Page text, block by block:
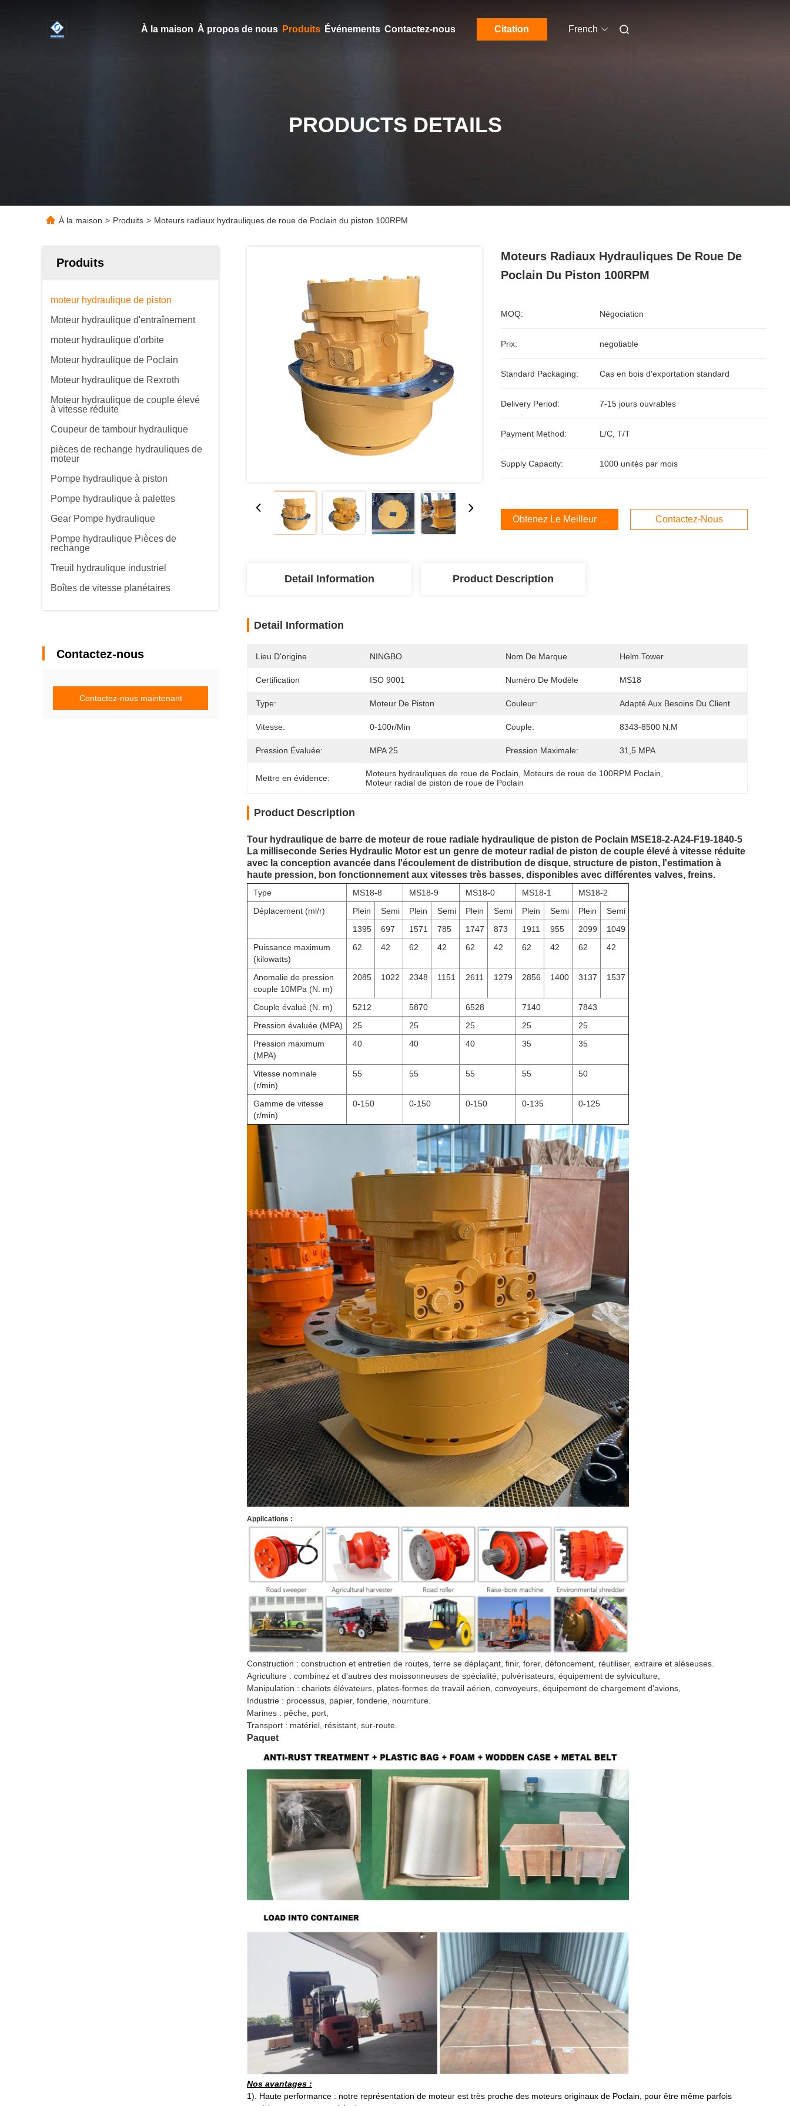
À la maison À propos de nous Produits Événements Contactez-nous Citation French
PRODUCTS DETAILS
À la maison > Produits > Moteurs radiaux hydrauliques de roue de Poclain du piston 100RPM
Produits
moteur hydraulique de piston
Moteur hydraulique d'entraînement
moteur hydraulique d'orbite
Moteur hydraulique de Poclain
Moteur hydraulique de Rexroth
Moteur hydraulique de couple élevé
à vitesse réduite
Coupeur de tambour hydraulique
pièces de rechange hydrauliques de
moteur
Pompe hydraulique à piston
Pompe hydraulique à palettes
Gear Pompe hydraulique
Pompe hydraulique Pièces de
rechange
Treuil hydraulique industriel
Boîtes de vitesse planétaires
Contactez-nous
Contactez-nous maintenant
Moteurs Radiaux Hydrauliques De Roue De
Poclain Du Piston 100RPM
MOQ: Négociation
Prix: negotiable
Standard Packaging: Cas en bois d'exportation standard
Delivery Period: 7-15 jours ouvrables
Payment Method: L/C, T/T
Supply Capacity: 1000 unités par mois
Obtenez Le Meilleur Prix Contactez-Nous
Detail Information Product Description
Detail Information
Lieu D'origine NINGBO Nom De Marque Helm Tower
Certification ISO 9001 Numéro De Modèle MS18
Type: Moteur De Piston Couleur: Adapté Aux Besoins Du Client
Vitesse: 0-100r/min Couple: 8343-8500 N.m
Pression Évaluée: MPA 25 Pression Maximale: 31,5 MPA
Mettre en évidence: Moteurs hydrauliques de roue de Poclain Moteurs de roue de 100RPM Poclain
Moteur radial de piston de roue de Poclain
Product Description
Tour hydraulique de barre de moteur de roue radiale hydraulique de piston de Poclain MSE18-2-A24-F19-1840-5
La milliseconde Series Hydraulic Motor est un genre de moteur radial de piston de couple élevé à vitesse réduite
avec la conception avancée dans l'écoulement de distribution de disque, structure de piston, l'estimation à
haute pression, bon fonctionnement aux vitesses très basses, disponibles avec différentes valves, freins.
Type MS18-8 MS18-9 MS18-0 MS18-1
MS18-2
Déplacement (ml/r)
Plein Semi Plein Semi Plein Semi Plein Semi Plein
Semi
1395
697 1571 785 1747 873 1911 955 2099
1049
Puissance maximum
(kilowatts)
62 42 62 42 62 42 62 42 62 42
Anomalie de pression
couple 10MPa (N. m)
2085 1022 2348 1151 2611 1279 2856 1400 3137 1537
Couple évalué (N. m) 5212 5870 6528 7140
7843
Pression évaluée (MPA)
25 25 25 25
25
Pression maximum
(MPA)
40 40 40 35 35
Vitesse nominale
(r/min)
55 55 55 55 50
Gamme de vitesse
(r/min)
0-150 0-150 0-150 0-135 0-125
Applications :
Construction : construction et entretien de routes, terre se déplaçant, finir, forer, défoncement, réutiliser, extraire et aléseuses.
Agriculture : combinez et d'autres des moissonneuses de spécialité, pulvérisateurs, équipement de sylviculture,
Manipulation : chariots élévateurs, plates-formes de travail aérien, convoyeurs, équipement de chargement d'avions,
Industrie : processus, papier, fonderie, nourriture.
Marines : pêche, port,
Transport : matériel, résistant, sur-route.
Paquet
Nos avantages :
1). Haute performance : notre représentation de moteur est très proche des moteurs originaux de Poclain, pour être même parfois